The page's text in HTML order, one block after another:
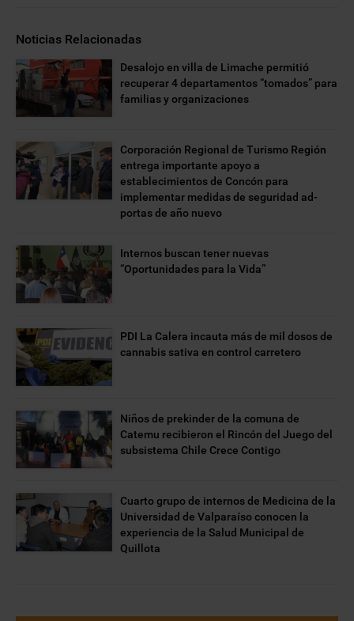
Noticias Relacionadas
Desalojo en villa de Limache permitió
recuperar 4 departamentos “tomados” para
familias y organizaciones
Corporación Regional de Turismo Región
entrega importante apoyo a
establecimientos de Concón para
implementar medidas de seguridad ad-
portas de año nuevo
Internos buscan tener nuevas
“Oportunidades para la Vida”
PDI La Calera incauta más de mil dosos de
cannabis sativa en control carretero
Niños de prekinder de la comuna de
Catemu recibieron el Rincón del Juego del
subsistema Chile Crece Contigo
Cuarto grupo de internos de Medicina de la
Universidad de Valparaíso conocen la
experiencia de la Salud Municipal de
Quillota